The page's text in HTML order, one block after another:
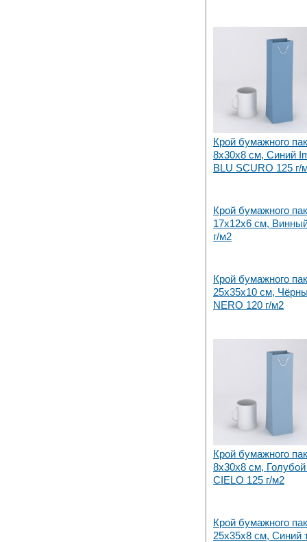
Крой бумажного
8х30x8 см, Синий
BLU SCURO 125 г/
Крой бумажного
17х12x6 см,
г/м2
Крой бумажного
25х35x10 см,
NERO 120 г/м2
Крой бумажного
8х30x8 см,
CIELO 125 г/м2
Крой бумажного
25х35x8 см, Синий